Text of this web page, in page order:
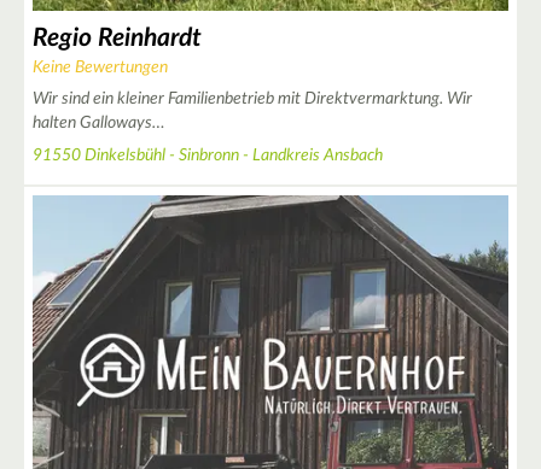
Regio Reinhardt
Keine Bewertungen
Wir sind ein kleiner Familienbetrieb mit Direktvermarktung. Wir
halten Galloways…
91550 Dinkelsbühl - Sinbronn - Landkreis Ansbach